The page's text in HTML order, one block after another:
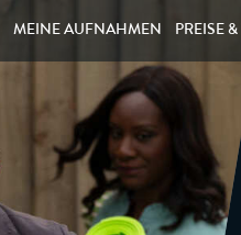
MEINE AUFNAHMEN PREISE &